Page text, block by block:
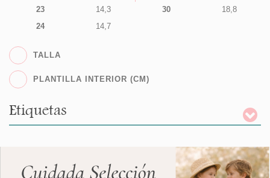
23
14,3
24
14,7
30
18,8
TALLA
PLANTILLA INTERIOR (CM)
Etiquetas